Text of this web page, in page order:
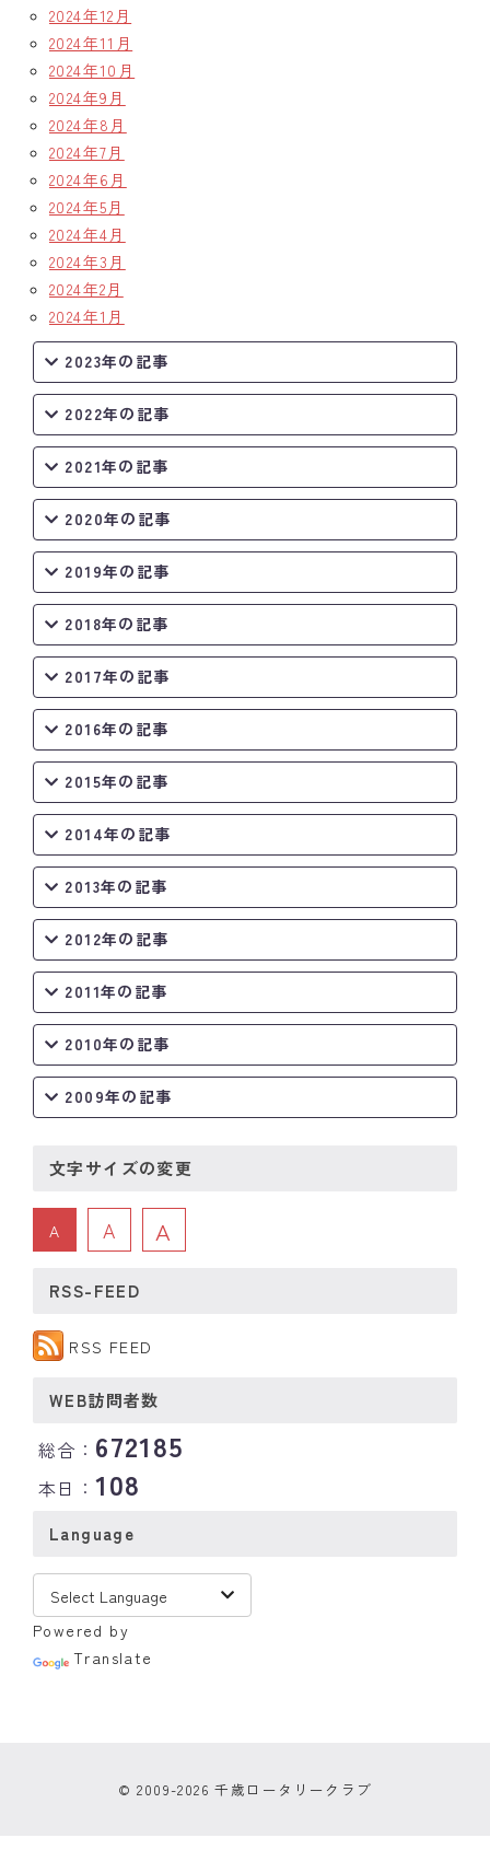
2024年12月
2024年11月
2024年10月
2024年9月
2024年8月
2024年7月
2024年6月
2024年5月
2024年4月
2024年3月
2024年2月
2024年1月
2023年の記事
2022年の記事
2021年の記事
2020年の記事
2019年の記事
2018年の記事
2017年の記事
2016年の記事
2015年の記事
2014年の記事
2013年の記事
2012年の記事
2011年の記事
2010年の記事
2009年の記事
文字サイズの変更
A A A
RSS-FEED
RSS FEED
WEB訪問者数
総合： 672185
本日：108
Language
Powered by
Translate
© 2009-2026 千歳ロータリークラブ